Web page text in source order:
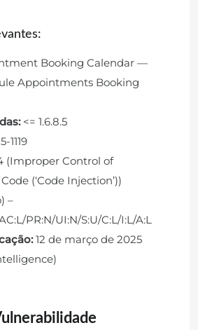
Booking Calendar —
Appointments Booking
<= 1.6.8.5
1119
(Improper Control of
(‘Code Injection’))
–
AC:L/PR:N/UI:N/S:U/C:L/I:L/A:L
12 de março de 2025